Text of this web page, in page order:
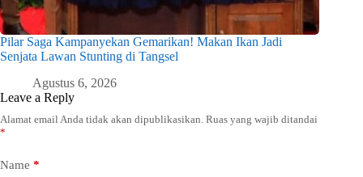
Pilar Saga Kampanyekan Gemarikan! Makan Ikan Jadi
Senjata Lawan Stunting di Tangsel
Agustus 6, 2026
Leave a Reply
Alamat email Anda tidak akan dipublikasikan. Ruas yang wajib ditandai
*
Name *